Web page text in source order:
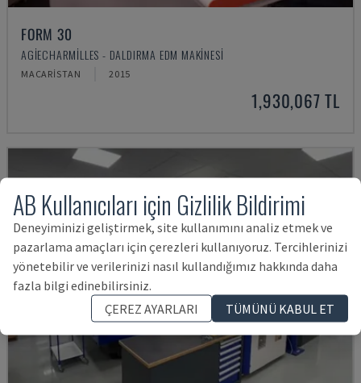
FORM 30
AGIECHARMILLES - DALDIRMA EDM MAKINESI
MACARISTAN 2015
1,930,067 TL
AB Kullanıcıları için Gizlilik Bildirimi
Deneyiminizi geliştirmek, site kullanımını analiz etmek ve
pazarlama amaçları için çerezleri kullanıyoruz. Tercihlerinizi
yönetebilir ve verilerinizi nasıl kullandığımız hakkında daha
fazla bilgi edinebilirsiniz.
ÇEREZ AYARLARI
TÜMÜNÜ KABUL ET